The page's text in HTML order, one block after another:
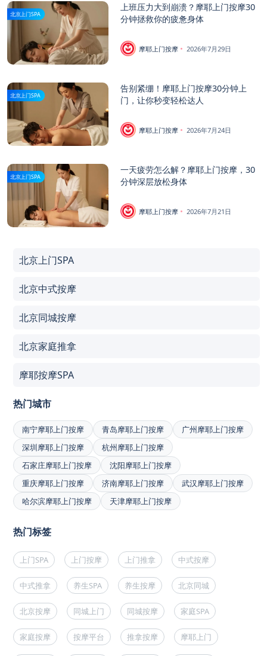
北京上门SPA
上班压力大到崩溃？摩耶上门按摩30
分钟拯救你的疲惫身体
摩耶上门按摩 2026年7月29日
北京上门SPA
告别紧绷！摩耶上门按摩30分钟上
门，让你秒变轻松达人
摩耶上门按摩 2026年7月24日
北京上门SPA
一天疲劳怎么解？摩耶上门按摩，30
分钟深层放松身体
摩耶上门按摩 2026年7月21日
北京上门SPA
北京中式按摩
北京同城按摩
北京家庭推拿
摩耶按摩SPA
热门城市
南宁摩耶上门按摩 青岛摩耶上门按摩
广州摩耶上门按摩
深圳摩耶上门按摩
杭州摩耶上门按摩
石家庄摩耶上门按摩
沈阳摩耶上门按摩
重庆摩耶上门按摩
济南摩耶上门按摩
武汉摩耶上门按摩
哈尔滨摩耶上门按摩
天津摩耶上门按摩
热门标签
上门SPA 上门按摩 上门推拿 中式按摩
中式推拿 养生SPA 养生按摩 北京同城
北京按摩 同城上门 同城按摩 家庭SPA
家庭按摩 按摩平台 推拿按摩 摩耶上门